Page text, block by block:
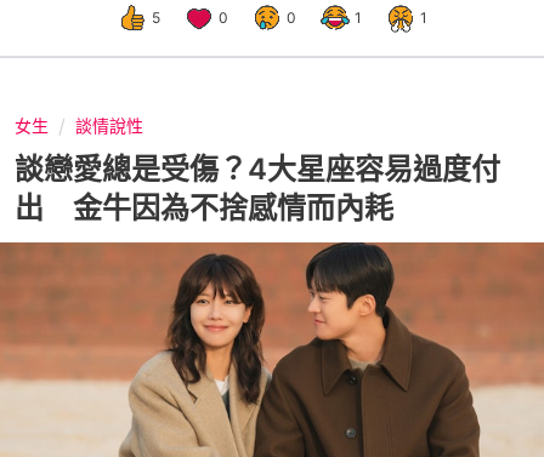
5 0 0 1 1
女生 談情說性
談戀愛總是受傷？4大星座容易過度付
出 金牛因為不捨感情而內耗